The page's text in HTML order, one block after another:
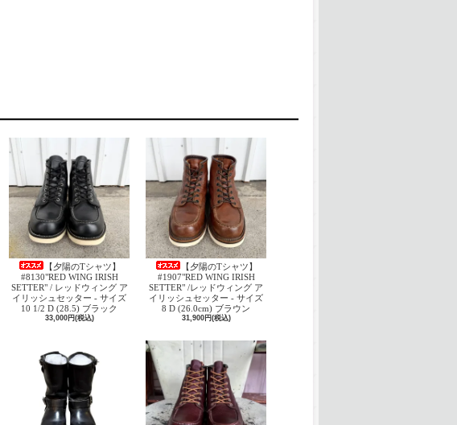
【夕陽のTシャツ】
#8130"RED WING IRISH
SETTER" / レッドウィング ア
イリッシュセッター - サイズ
10 1/2 D (28.5) ブラック
33,000円(税込)
【夕陽のTシャツ】
#1907"RED WING IRISH
SETTER" /レッドウィング ア
イリッシュセッター - サイズ
8 D (26.0cm) ブラウン
31,900円(税込)